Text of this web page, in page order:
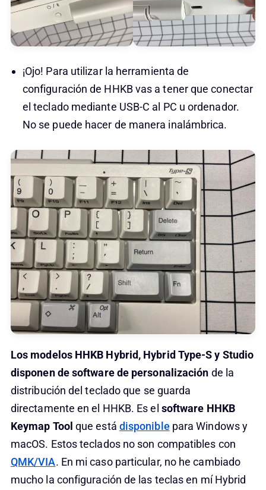
¡Ojo! Para utilizar la herramienta de
configuración de HHKB vas a tener que conectar
el teclado mediante USB-C al PC u ordenador.
No se puede hacer de manera inalámbrica.
Los modelos HHKB Hybrid, Hybrid Type-S y Studio
disponen de software de personalización de la
distribución del teclado que se guarda
directamente en el HHKB. Es el software HHKB
Keymap Tool que está disponible para Windows y
macOS. Estos teclados no son compatibles con
QMK/VIA. En mi caso particular, no he cambiado
mucho la configuración de las teclas en mí Hybrid